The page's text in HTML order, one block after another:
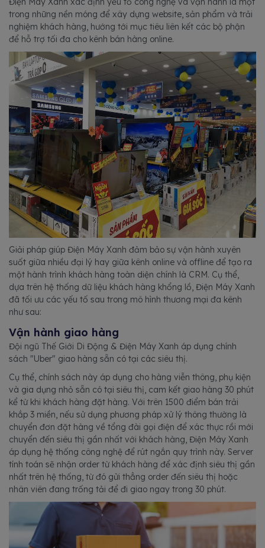
trong những nền móng để xây dựng website, sản phẩm và trải
nghiệm khách hàng, hướng tới mục tiêu liên kết các bộ phận
để hỗ trợ tối đa cho kênh bán hàng online.
Giải pháp giúp Điện Máy Xanh đảm bảo sự vận hành xuyên
suốt giữa nhiều đại lý hay giữa kênh online và offline để tạo ra
một hành trình khách hàng toàn diện chính là CRM. Cụ thể,
dựa trên hệ thống dữ liệu khách hàng khổng lồ, Điện Máy Xanh
đã tối ưu các yếu tố sau trong mô hình thương mại đa kênh
như sau:
Vận hành giao hàng
Đội ngũ Thế Giới Di Động & Điện Máy Xanh áp dụng chính
sách "Uber" giao hàng sẵn có tại các siêu thị.
Cụ thể, chính sách này áp dụng cho hàng viễn thông, phụ kiện
và gia dụng nhỏ sẵn có tại siêu thị, cam kết giao hàng 30 phút
kể từ khi khách hàng đặt hàng. Với trên 1500 điểm bán trải
khắp 3 miền, nếu sử dụng phương pháp xử lý thông thường là
chuyển đơn đặt hàng về tổng đài gọi điện để xác thực rồi mới
chuyển đến siêu thị gần nhất với khách hàng, Điện Máy Xanh
áp dụng hệ thống công nghệ để rút ngắn quy trình này. Server
tính toán sẽ nhận order từ khách hàng để xác định siêu thị gần
nhất trên hệ thống, từ đó gửi thẳng order đến siêu thị hoặc
nhân viên đang trống tải để đi giao ngay trong 30 phút.